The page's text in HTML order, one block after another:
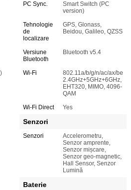
PC Sync.
Smart Switch (PC
version)
Tehnologie
de
localizare
GPS, Glonass,
Beidou, Galileo, QZSS
Versiune
Bluetooth
Bluetooth v5.4
Wi-Fi
802.11a/b/g/n/ac/ax/be
2.4GHz+5GHz+6GHz,
EHT320, MIMO, 4096-
QAM
Wi-Fi Direct
Yes
Senzori
Senzori
Accelerometru,
Senzor amprente,
Senzor mișcare,
Senzor geo-magnetic,
Hall Sensor, Senzor
Lumină
Baterie